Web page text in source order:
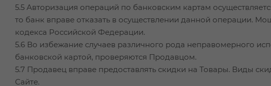
5.5 Авторизация операций по банковским картам
то банк вправе отказать в осуществлении данной операции.
кодекса Российской Федерации.
5.6 Во избежание случаев различного рода неправомерного
банковской картой, проверяются Продавцом.
5.7 Продавец вправе предоставлять скидки на Товары. Виды
Сайте.